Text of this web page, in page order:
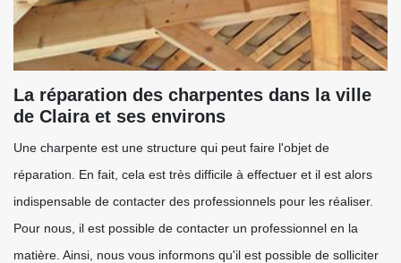
La réparation des charpentes dans la ville
de Claira et ses environs
Une charpente est une structure qui peut faire l'objet de
réparation. En fait, cela est très difficile à effectuer et il est alors
indispensable de contacter des professionnels pour les réaliser.
Pour nous, il est possible de contacter un professionnel en la
matière. Ainsi, nous vous informons qu'il est possible de solliciter